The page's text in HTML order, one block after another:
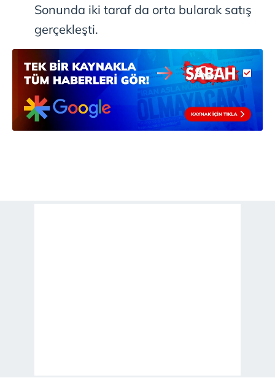
Sonunda iki taraf da orta bularak satış
gerçekleşti.